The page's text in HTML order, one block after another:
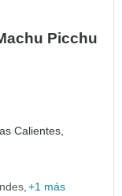
Picchu
Calientes,
+1 más